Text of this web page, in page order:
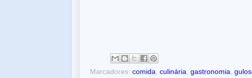
Marcadores: comida, culinária, gastronomia,